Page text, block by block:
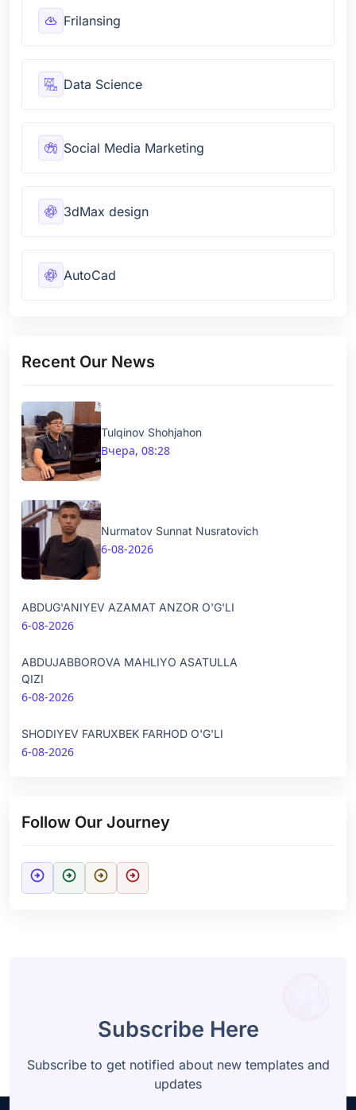
Frilansing
Data Science
Social Media Marketing
3dMax design
AutoCad
Recent Our News
Tulqinov Shohjahon
Вчера, 08:28
Nurmatov Sunnat Nusratovich
6-08-2026
ABDUG'ANIYEV AZAMAT ANZOR O'G'LI
6-08-2026
ABDUJABBOROVA MAHLIYO ASATULLA
QIZI
6-08-2026
SHODIYEV FARUXBEK FARHOD O'G'LI
6-08-2026
Follow Our Journey
arrow_circle_right arrow_circle_right arrow_circle_right arrow_circle_right
Subscribe Here
Subscribe to get notified about new templates and
updates